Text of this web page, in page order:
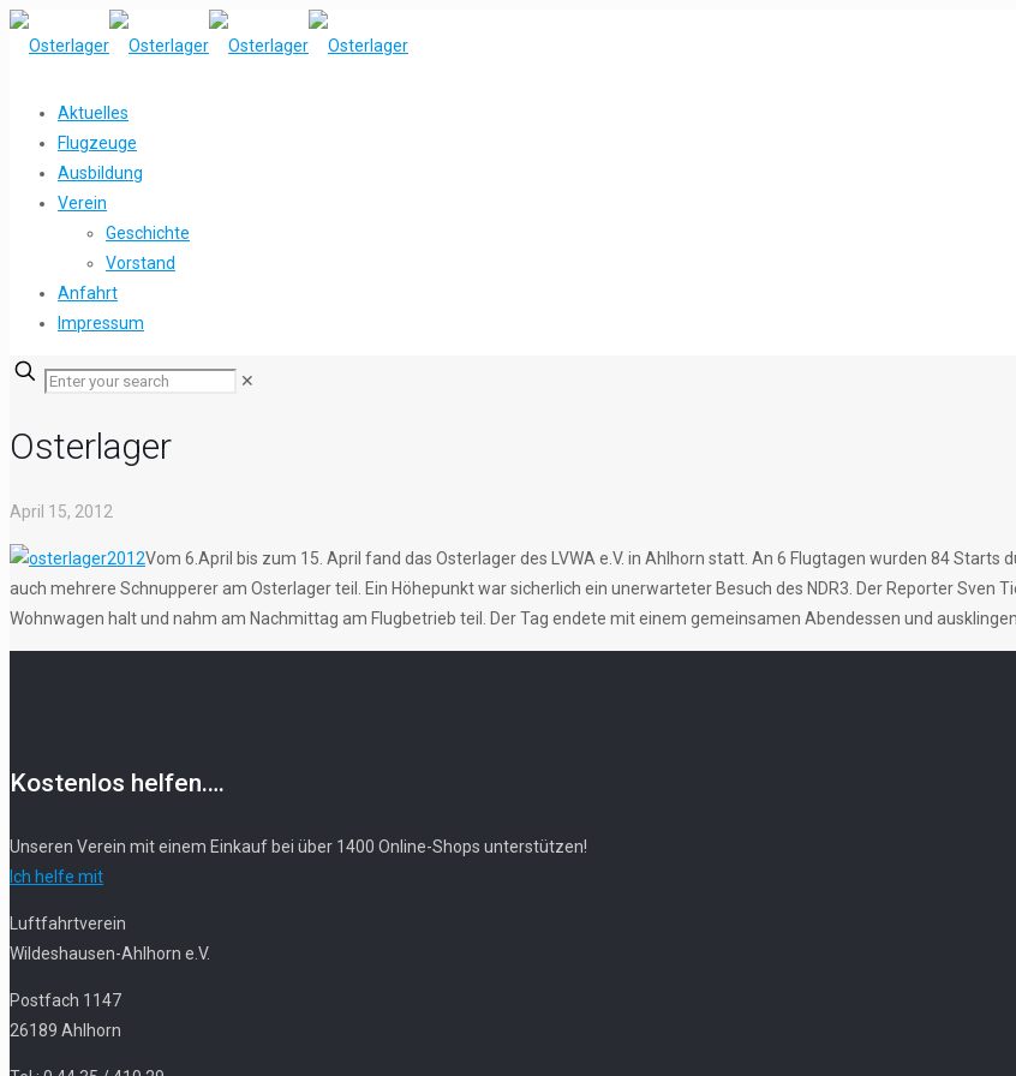
Aktuelles
Flugzeuge
Ausbildung
Verein
Geschichte
Vorstand
Anfahrt
Impressum
✕
Osterlager
April 15, 2012
Vom 6.April bis zum 15. April fand das Osterlager des LVWA e.V. in Ahlhorn statt. An 6 Flugtagen wurden 84
auch mehrere Schnupperer am Osterlager teil. Ein Höhepunkt war sicherlich ein unerwarteter Besuch des NDR3. Der Reporter Sven
Wohnwagen halt und nahm am Nachmittag am Flugbetrieb teil. Der Tag endete mit einem gemeinsamen Abendessen und
Kostenlos helfen….
Unseren Verein mit einem Einkauf bei über 1400 Online-Shops unterstützen!
Ich helfe mit
Luftfahrtverein
Wildeshausen-Ahlhorn e.V.
Postfach 1147
26189 Ahlhorn